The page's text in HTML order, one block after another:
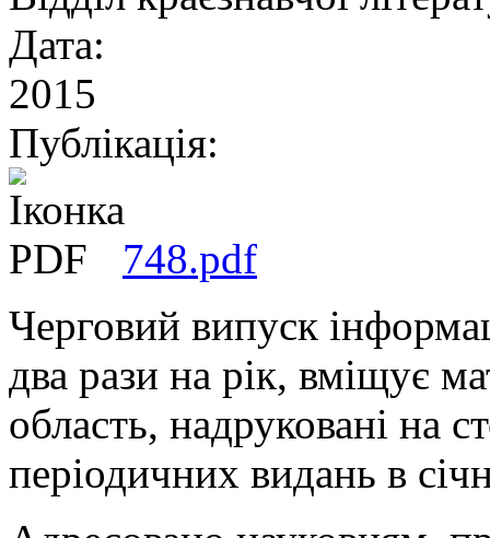
Дата:
2015
Публікація:
748.pdf
Черговий випуск
два рази на рік, вміщує
область, надруковані на
періодичних видань в